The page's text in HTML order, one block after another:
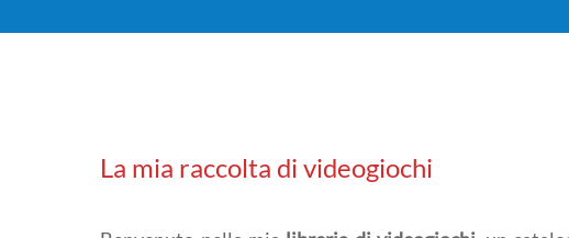
La mia raccolta di videogiochi